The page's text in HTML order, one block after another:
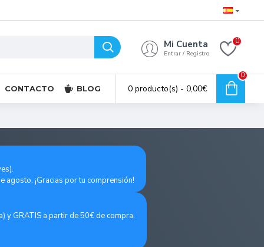
Mi Cuenta
Entrar / Registro
0
CONTACTO BLOG 0 producto(s) - 0,00€
0
¡Gracias por tu comprensión!
y GRATIS a partir de 50€ de compra.